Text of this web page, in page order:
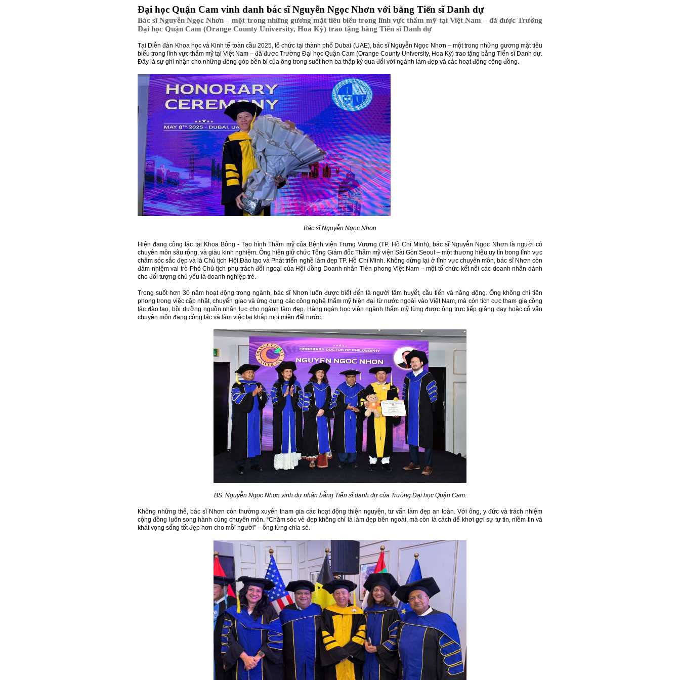
Đại học Quận Cam vinh danh bác sĩ Nguyễn Ngọc Nhơn với bằng Tiến sĩ Danh dự
Bác sĩ Nguyễn Ngọc Nhơn – một trong những gương mặt tiêu biểu trong lĩnh vực thẩm mỹ tại Việt Nam – đã được Trường
Đại học Quận Cam (Orange County University, Hoa Kỳ) trao tặng bằng Tiến sĩ Danh dự
Tại Diễn đàn Khoa học và Kinh tế toàn cầu 2025, tổ chức tại thành phố Dubai (UAE), bác sĩ Nguyễn Ngọc Nhơn – một trong những gương mặt tiêu
biểu trong lĩnh vực thẩm mỹ tại Việt Nam – đã được Trường Đại học Quận Cam (Orange County University, Hoa Kỳ) trao tặng bằng Tiến sĩ Danh dự.
Đây là sự ghi nhận cho những đóng góp bền bỉ của ông trong suốt hơn ba thập kỷ qua đối với ngành làm đẹp và các hoạt động cộng đồng.
Bác sĩ Nguyễn Ngọc Nhơn
Hiện đang công tác tại Khoa Bỏng - Tạo hình Thẩm mỹ của Bệnh viện Trưng Vương (TP. Hồ Chí Minh), bác sĩ Nguyễn Ngọc Nhơn là người có
chuyên môn sâu rộng, và giàu kinh nghiệm. Ông hiện giữ chức Tổng Giám đốc Thẩm mỹ viện Sài Gòn Seoul – một thương hiệu uy tín trong lĩnh vực
chăm sóc sắc đẹp và là Chủ tịch Hội Đào tạo và Phát triển nghề làm đẹp TP. Hồ Chí Minh. Không dừng lại ở lĩnh vực chuyên môn, bác sĩ Nhơn còn
đảm nhiệm vai trò Phó Chủ tịch phụ trách đối ngoại của Hội đồng Doanh nhân Tiên phong Việt Nam – một tổ chức kết nối các doanh nhân dành
cho đối tượng chủ yếu là doanh nghiệp trẻ.
Trong suốt hơn 30 năm hoạt động trong ngành, bác sĩ Nhơn luôn được biết đến là người tâm huyết, cầu tiến và năng động. Ông không chỉ tiên
phong trong việc cập nhật, chuyển giao và ứng dụng các công nghệ thẩm mỹ hiện đại từ nước ngoài vào Việt Nam, mà còn tích cực tham gia công
tác đào tạo, bồi dưỡng nguồn nhân lực cho ngành làm đẹp. Hàng ngàn học viên ngành thẩm mỹ từng được ông trực tiếp giảng dạy hoặc cố vấn
chuyên môn đang công tác và làm việc tại khắp mọi miền đất nước.
BS. Nguyễn Ngọc Nhơn vinh dự nhận bằng Tiến sĩ danh dự của Trường Đại học Quận Cam.
Không những thế, bác sĩ Nhơn còn thường xuyên tham gia các hoạt động thiện nguyện, tư vấn làm đẹp an toàn. Với ông, y đức và trách nhiệm
cộng đồng luôn song hành cùng chuyên môn. “Chăm sóc vẻ đẹp không chỉ là làm đẹp bên ngoài, mà còn là cách để khơi gợi sự tự tin, niềm tin và
khát vọng sống tốt đẹp hơn cho mỗi người” – ông từng chia sẻ.